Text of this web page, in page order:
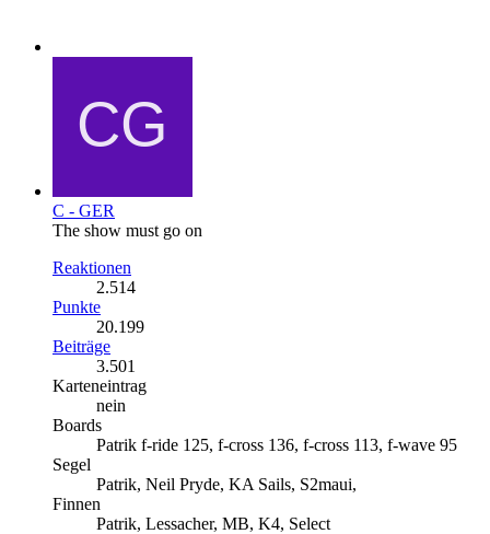
C - GER
The show must go on
Reaktionen
2.514
Punkte
20.199
Beiträge
3.501
Karteneintrag
nein
Boards
Patrik f-ride 125, f-cross 136, f-cross 113, f-wave 95
Segel
Patrik, Neil Pryde, KA Sails, S2maui,
Finnen
Patrik, Lessacher, MB, K4, Select